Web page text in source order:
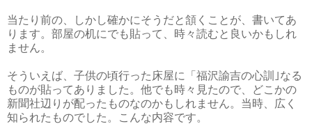
当たり前の、しかし確かにそうだと頷くことが、書いてあ
ります。部屋の机にでも貼って、時々読むと良いかもしれ
ません。
そういえば、子供の頃行った床屋に「福沢諭吉の心訓｣なる
ものが貼ってありました。他でも時々見たので、どこかの
新聞社辺りが配ったものなのかもしれません。当時、広く
知られたものでした。こんな内容です。